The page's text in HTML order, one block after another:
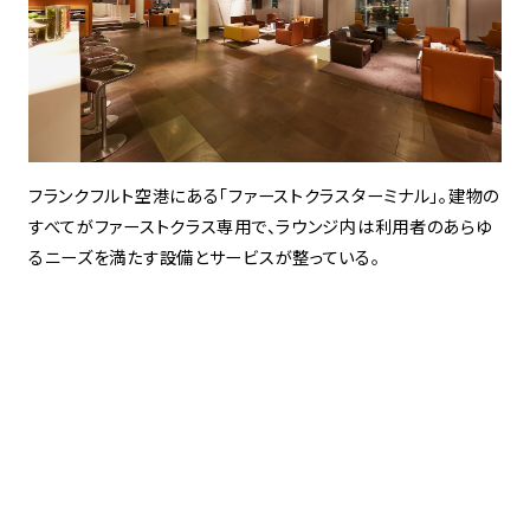
フランクフルト空港にある「ファーストクラスターミナル」。建物の
すべてがファーストクラス専用で、ラウンジ内は利用者のあらゆ
るニーズを満たす設備とサービスが整っている。